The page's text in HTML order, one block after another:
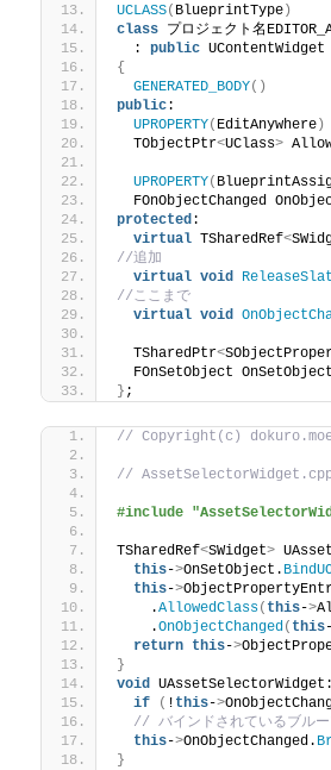
UCLASS( BlueprintType )
class プロジェクト名
  :
public UContentWidget
{
GENERATED_BODY()
public:
UPROPERTY( EditAnywhere )
  TObjectPtr
<UClass>
UPROPERTY(
FOnObjectChanged
protected:
virtual TSharedRef<
//追加
virtual void
//ここまで
virtual void
  TSharedPtr
<
FOnSetObject
} ;
// Copyright(c)
//
#include
TSharedRef<SWidget>
this->OnSetObject.
this->
    .
AllowedClass( this->
    .
OnObjectChanged( this
return this->
}
void
if
( ! this->
// バインドされているブル
this->OnObjectChanged.
}